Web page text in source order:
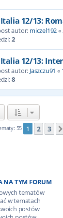
12/13:
autor: miczel192«
2
12/13:
autor: Jaszczu91 «
8
55 1 2 3
NA TYM FORUM
tematów
w tematach
postów